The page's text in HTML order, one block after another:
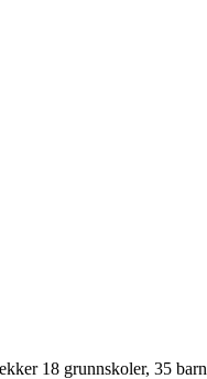
18 grunnskoler, 35